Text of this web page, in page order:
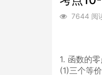
7644 阅
1. 函数的零
(1)三个等